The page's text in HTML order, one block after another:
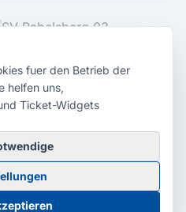
entwickelt durch dieMedienagentur
AGBDatenschutzImpressum
fuer den Betrieb der
helfen uns,
Ticket-Widgets